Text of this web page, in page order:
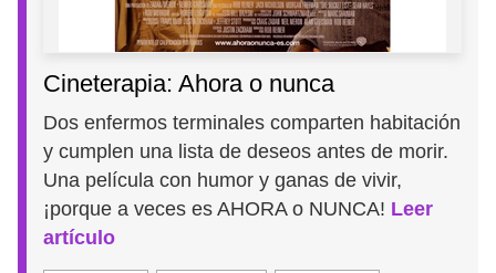
Cineterapia: Ahora o nunca
Dos enfermos terminales comparten habitación
y cumplen una lista de deseos antes de morir.
Una película con humor y ganas de vivir,
¡porque a veces es AHORA o NUNCA! Leer
artículo